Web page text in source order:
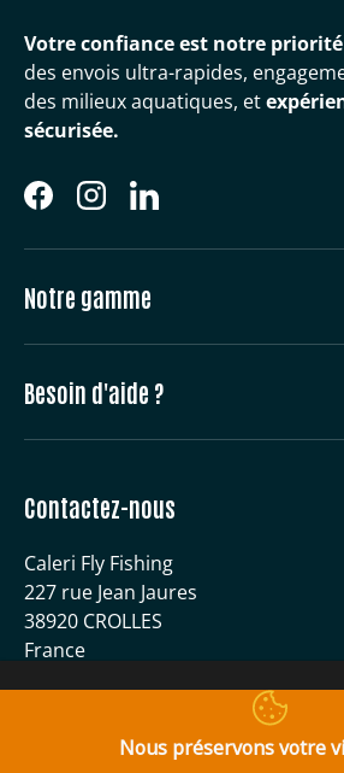
Votre confiance est notre priorité
des envois ultra-rapides,
des milieux aquatiques, et
sécurisée.
FacebookInstagramLinkedIn
Notre gamme
Besoin d'aide ?
Contactez-nous
Caleri Fly Fishing
227 rue Jean Jaures
38920 CROLLES
France
contact@caleri-flyfishing.com
Nous préservons votre